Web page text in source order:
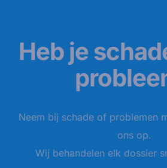
Heb je
Neem bij schade of problemen
ons op.
Wij behandelen elk dossier